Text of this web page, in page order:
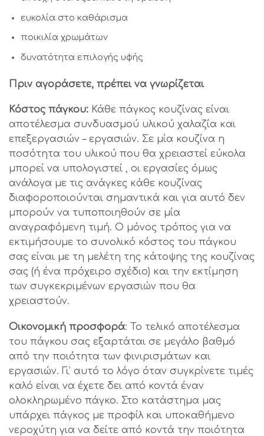
ευκολία στο καθάρισμα
ποικιλία χρωμάτων
δυνατότητα επιλογής υφής
Πριν αγοράσετε, πρέπει να γνωρίζεται
Κόστος πάγκου: Κάθε πάγκος κουζίνας είναι
αποτέλεσμα συνδυασμού υλικού χαλαζία και
επεξεργασιών – εργασιών. Σε μία κουζίνα η
ποσότητα του υλικού που θα χρειαστεί εύκολα
μπορεί να υπολογιστεί , οι εργασίες όμως
ανάλογα με τις ανάγκες κάθε κουζίνας
διαφοροποιούνται σημαντικά και για αυτό δεν
μπορούν να τυποποιηθούν σε μία
αναγραφόμενη τιμή. Ο μόνος τρόπος για να
εκτιμήσουμε το συνολικό κόστος του πάγκου
σας είναι με τη μελέτη της κάτοψης της κουζίνας
σας (ή ένα πρόχειρο σχέδιο) και την εκτίμηση
των συγκεκριμένων εργασιών που θα
χρειαστούν.
Οικονομική προσφορά: Το τελικό αποτέλεσμα
του πάγκου σας εξαρτάται σε μεγάλο βαθμό
από την ποιότητα των φινιρισμάτων και
εργασιών. Γι’ αυτό το λόγο όταν συγκρίνετε τιμές
καλό είναι να έχετε δει από κοντά έναν
ολοκληρωμένο πάγκο. Στο κατάστημα μας
υπάρχει πάγκος με προφίλ και υποκαθήμενο
νεροχύτη για να δείτε από κοντά την ποιότητα